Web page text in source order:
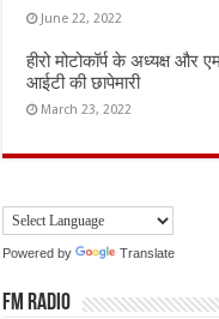
June 22, 2022
हीरो मोटोकॉर्प के अध्यक्ष
आईटी की छापेमारी
March 23, 2022
Powered by Translate
FM Radio